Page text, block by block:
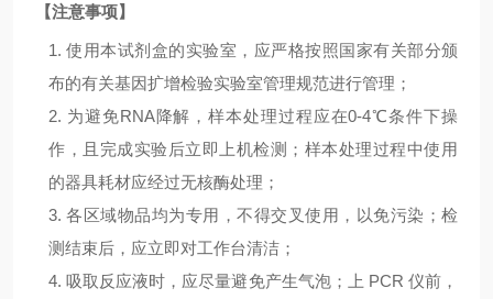
【注意事项】
1. 使用本试剂盒的实验室，应严格按照国家有关部分颁
布的有关基因扩增检验实验室管理规范进行管理；
2. 为避免RNA降解，样本处理过程应在0-4℃条件下操
作，且完成实验后立即上机检测；样本处理过程中使用
的器具耗材应经过无核酶处理；
3. 各区域物品均为专用，不得交叉使用，以免污染；检
测结束后，应立即对工作台清洁；
4. 吸取反应液时，应尽量避免产生气泡；上 PCR 仪前，